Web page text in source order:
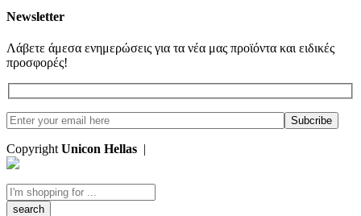
Newsletter
Λάβετε άμεσα ενημερώσεις για τα νέα μας προϊόντα και ειδικές
προσφορές!
Copyright Unicon Hellas |
Search
here